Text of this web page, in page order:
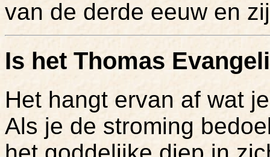
van de derde eeuw en
Is het Thomas
Het hangt ervan af wat
Als je de stroming